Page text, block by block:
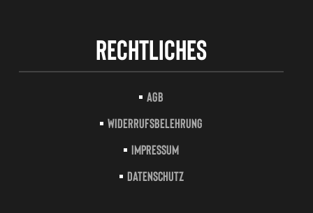
Rechtliches
AGB
Widerrufsbelehrung
Impressum
Datenschutz